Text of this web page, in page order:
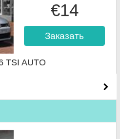
€14
Заказать
TSI AUTO